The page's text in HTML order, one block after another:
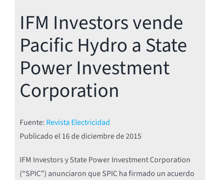
IFM Investors vende
Pacific Hydro a State
Power Investment
Corporation
Fuente: Revista Electricidad
Publicado el16 de diciembre de 2015
IFM Investors y State Power Investment Corporation
(“SPIC”) anunciaron que SPIC ha firmado un acuerdo